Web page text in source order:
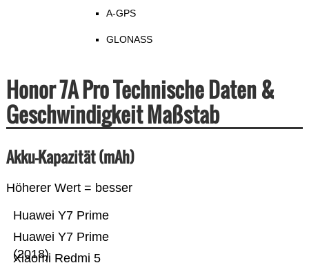
A-GPS
GLONASS
Honor 7A Pro Technische Daten &
Geschwindigkeit Maßstab
Akku-Kapazität (mAh)
Höherer Wert = besser
Xiaomi Redmi 5
Huawei Y7 Prime
(2018)
Huawei Y7 Prime